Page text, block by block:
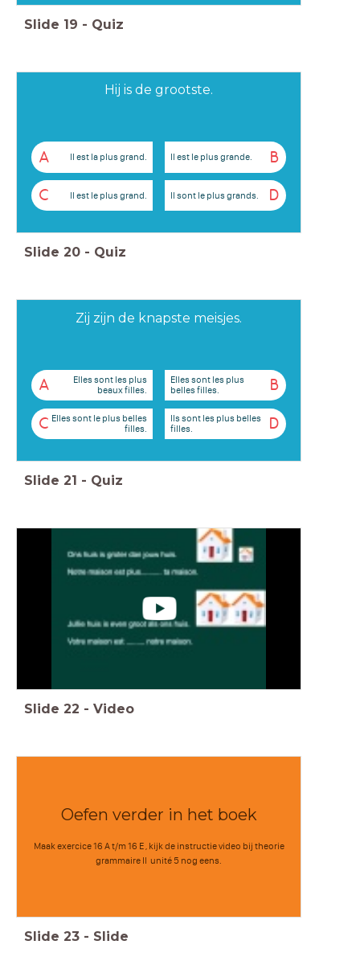
Slide 19 - Quiz
Hij is de grootste.
A Il est la plus grand. B
Il est le plus grande.
C Il est le plus grand. D
Il sont le plus grands.
Slide 20 - Quiz
Zij zijn de knapste meisjes.
A
Elles sont les plus
beaux filles.
B
Elles sont les plus
belles filles.
C Elles sont le plus belles
filles.
D
Ils sont les plus belles
filles.
Slide 21 - Quiz
Slide 22 - Video
Oefen verder in het boek
Maak exercice 16 A t/m 16 E , kijk de instructie video bij theorie
grammaire II unité 5 nog eens.
Slide 23 - Slide